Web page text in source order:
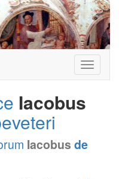
Toggle
Iacobus
Iacobus de